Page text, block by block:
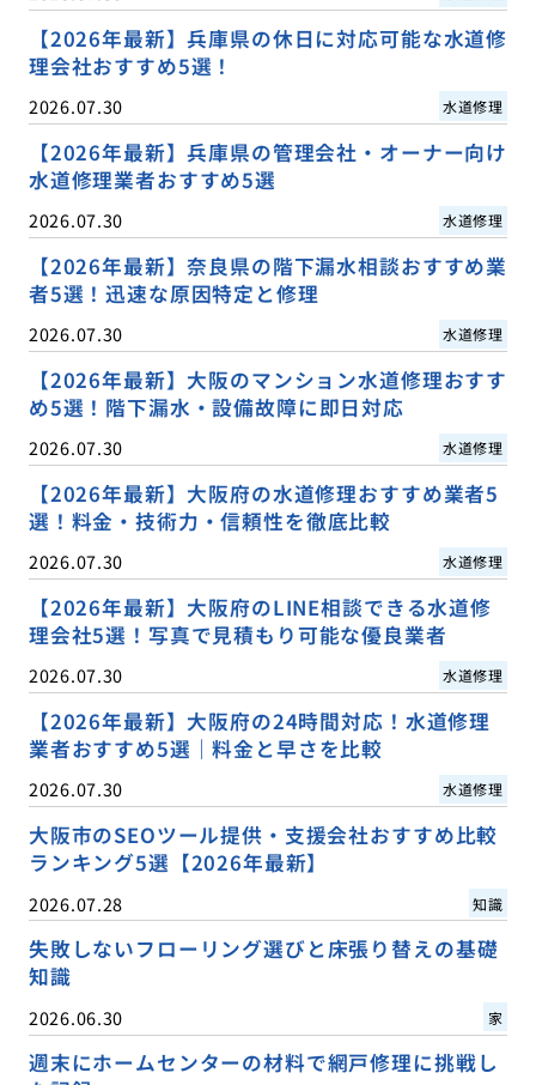
【2026年最新】兵庫県の休日に対応可能な水道修
理会社おすすめ5選！
2026.07.30 水道修理
【2026年最新】兵庫県の管理会社・オーナー向け
水道修理業者おすすめ5選
2026.07.30 水道修理
【2026年最新】奈良県の階下漏水相談おすすめ業
者5選！迅速な原因特定と修理
2026.07.30 水道修理
【2026年最新】大阪のマンション水道修理おすす
め5選！階下漏水・設備故障に即日対応
2026.07.30 水道修理
【2026年最新】大阪府の水道修理おすすめ業者5
選！料金・技術力・信頼性を徹底比較
2026.07.30 水道修理
【2026年最新】大阪府のLINE相談できる水道修
理会社5選！写真で見積もり可能な優良業者
2026.07.30 水道修理
【2026年最新】大阪府の24時間対応！水道修理
業者おすすめ5選｜料金と早さを比較
2026.07.30 水道修理
大阪市のSEOツール提供・支援会社おすすめ比較
ランキング5選【2026年最新】
2026.07.28 知識
失敗しないフローリング選びと床張り替えの基礎
知識
2026.06.30 家
週末にホームセンターの材料で網戸修理に挑戦し